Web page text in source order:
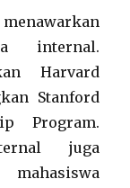
internal.
Harvard
Stanford
Program.
juga
mahasiswa